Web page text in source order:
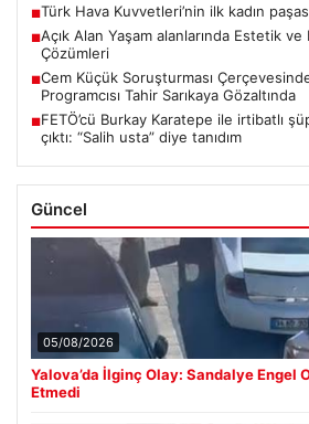
■Türk Hava Kuvvetleri’nin ilk kadın
■Açık Alan Yaşam alanlarında Estetik ve
Çözümleri
■Cem Küçük Soruşturması
Programcısı Tahir Sarıkaya Gözaltında
■FETÖ’cü Burkay Karatepe ile irtibatlı
çıktı: “Salih usta” diye tanıdım
Güncel
05/08/2026
Yalova’da İlginç Olay: Sandalye Engel
Etmedi